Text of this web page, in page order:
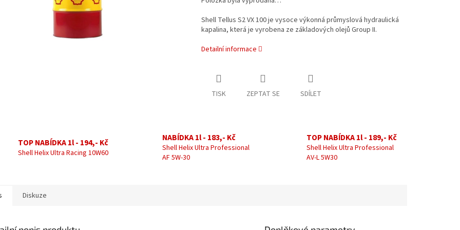
Shell Tellus S2 VX 100 je vysoce výkonná průmyslová hydraulická
kapalina, která je vyrobena ze základových olejů Group II.
Detailní informace
TISK ZEPTAT SE SDÍLET
TOP NABÍDKA 1l - 194,- Kč
Shell Helix Ultra Racing 10W60
NABÍDKA 1l - 183,- Kč
Shell Helix Ultra Professional
AF 5W-30
TOP NABÍDKA 1l - 189,- Kč
Shell Helix Ultra Professional
AV-L 5W30
Diskuze